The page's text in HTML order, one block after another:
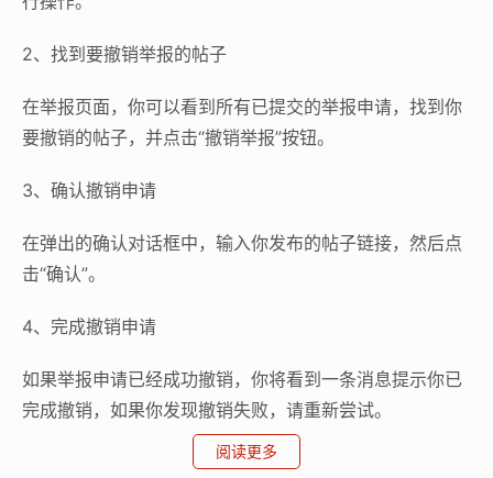
2、找到要撤销举报的帖子
在举报页面，你可以看到所有已提交的举报申请，找到你
要撤销的帖子，并点击“撤销举报”按钮。
3、确认撤销申请
在弹出的确认对话框中，输入你发布的帖子链接，然后点
击“确认”。
4、完成撤销申请
如果举报申请已经成功撤销，你将看到一条消息提示你已
完成撤销，如果你发现撤销失败，请重新尝试。
阅读更多